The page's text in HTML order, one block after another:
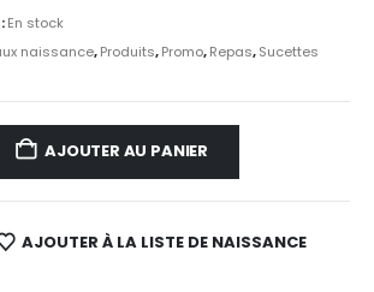
En stock
naissance,Produits,Promo,Repas,Sucettes
AJOUTER AU PANIER
AJOUTER À LA LISTE DE NAISSANCE